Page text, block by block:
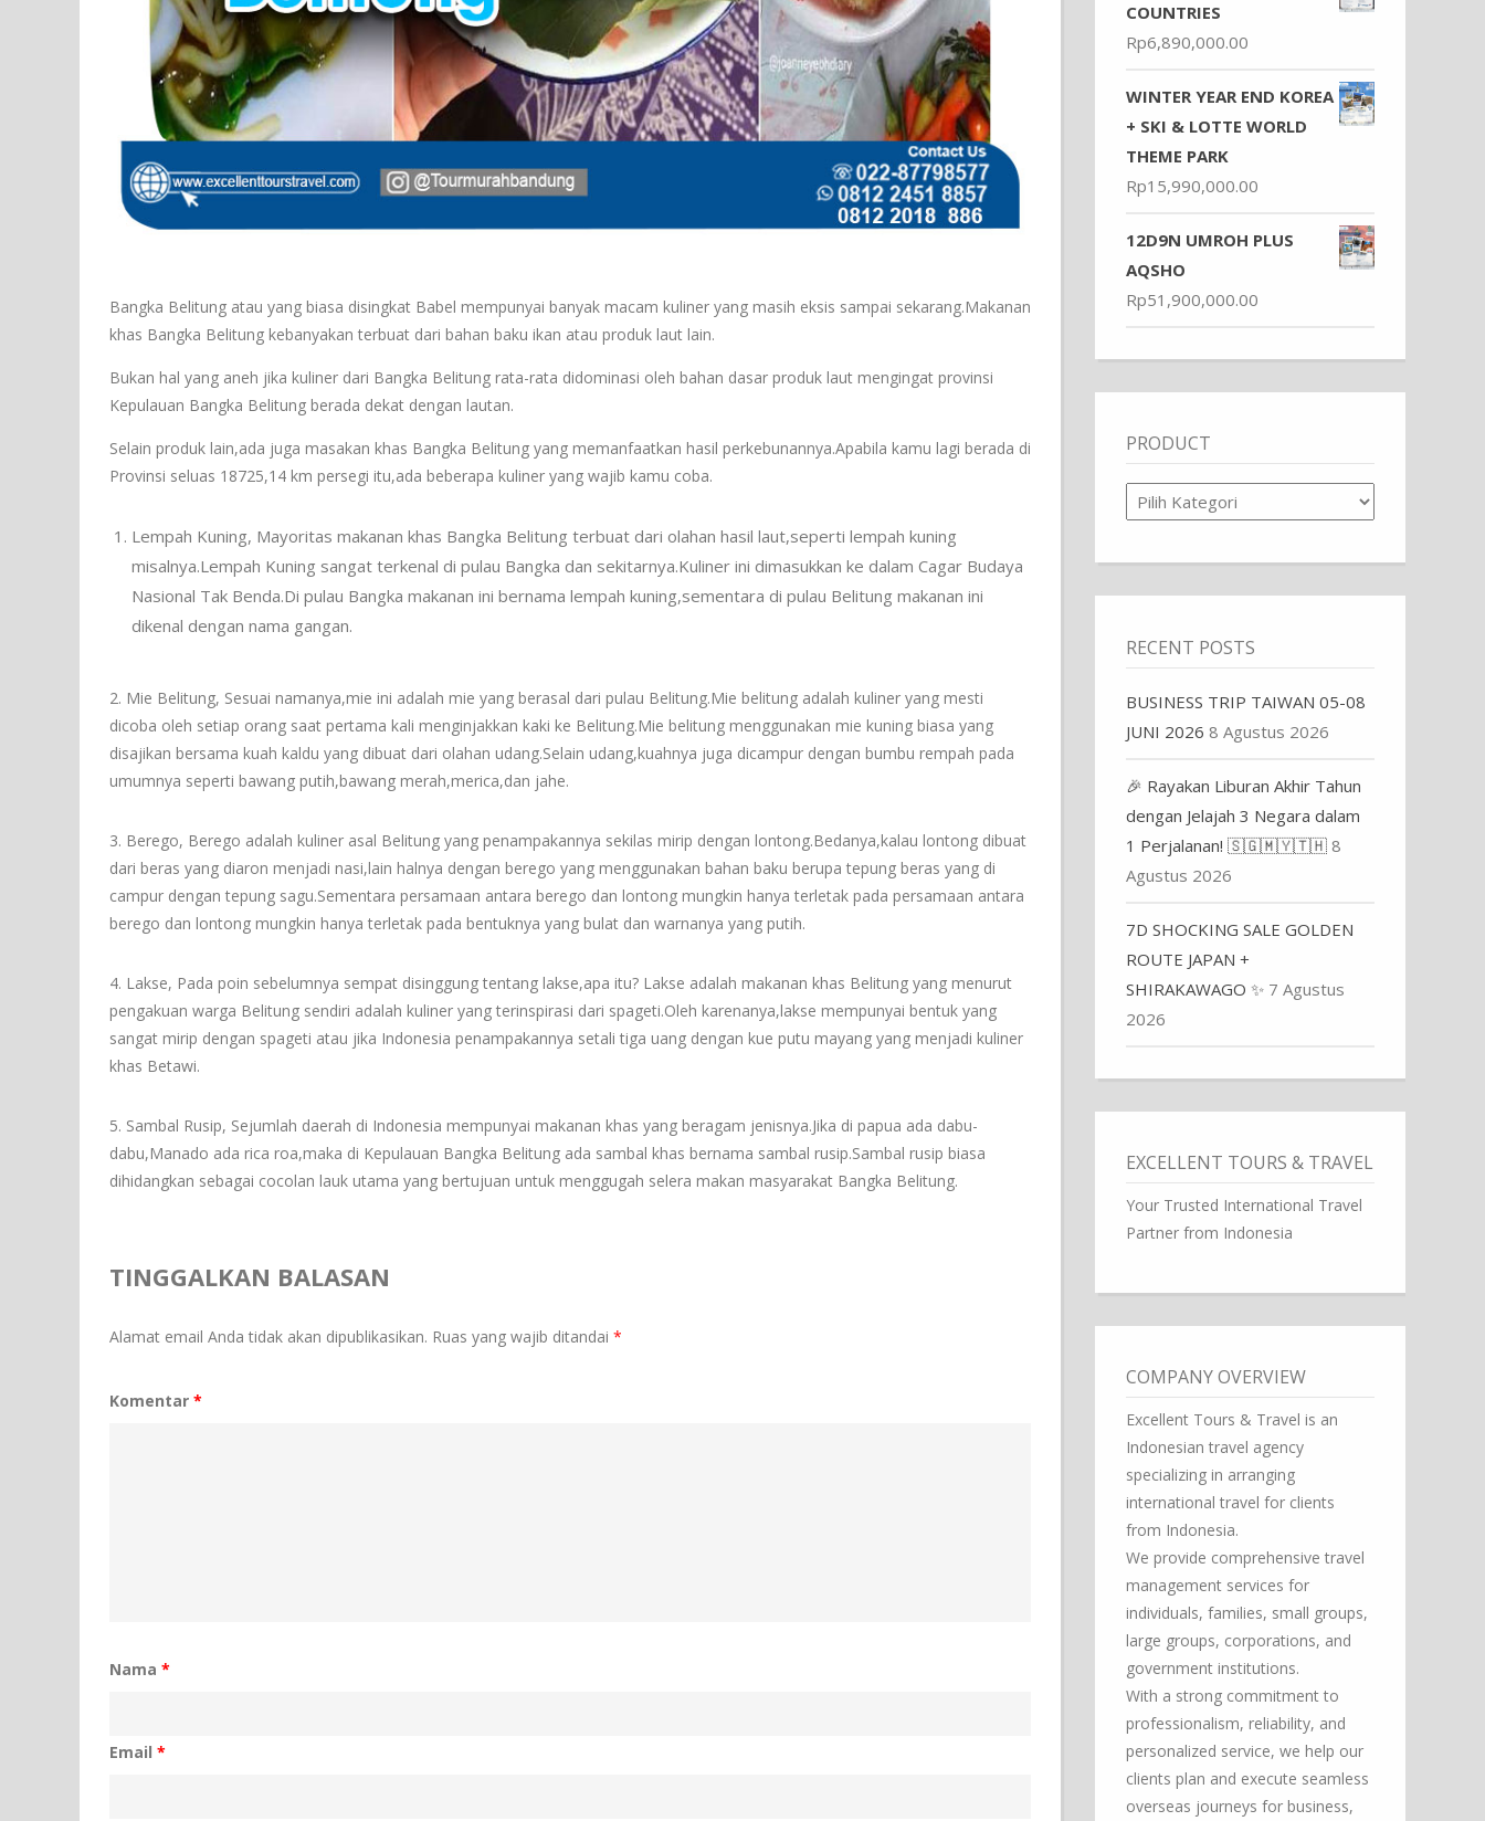
Bangka Belitung atau yang biasa disingkat Babel mempunyai banyak macam kuliner yang masih eksis sampai sekarang.Makanan
khas Bangka Belitung kebanyakan terbuat dari bahan baku ikan atau produk laut lain.
Bukan hal yang aneh jika kuliner dari Bangka Belitung rata-rata didominasi oleh bahan dasar produk laut mengingat provinsi
Kepulauan Bangka Belitung berada dekat dengan lautan.
Selain produk lain,ada juga masakan khas Bangka Belitung yang memanfaatkan hasil perkebunannya.Apabila kamu lagi berada di
Provinsi seluas 18725,14 km persegi itu,ada beberapa kuliner yang wajib kamu coba.
Lempah Kuning, Mayoritas makanan khas Bangka Belitung terbuat dari olahan hasil laut,seperti lempah kuning
misalnya.Lempah Kuning sangat terkenal di pulau Bangka dan sekitarnya.Kuliner ini dimasukkan ke dalam Cagar Budaya
Nasional Tak Benda.Di pulau Bangka makanan ini bernama lempah kuning,sementara di pulau Belitung makanan ini
dikenal dengan nama gangan.
2. Mie Belitung, Sesuai namanya,mie ini adalah mie yang berasal dari pulau Belitung.Mie belitung adalah kuliner yang mesti
dicoba oleh setiap orang saat pertama kali menginjakkan kaki ke Belitung.Mie belitung menggunakan mie kuning biasa yang
disajikan bersama kuah kaldu yang dibuat dari olahan udang.Selain udang,kuahnya juga dicampur dengan bumbu rempah pada
umumnya seperti bawang putih,bawang merah,merica,dan jahe.
3. Berego, Berego adalah kuliner asal Belitung yang penampakannya sekilas mirip dengan lontong.Bedanya,kalau lontong dibuat
dari beras yang diaron menjadi nasi,lain halnya dengan berego yang menggunakan bahan baku berupa tepung beras yang di
campur dengan tepung sagu.Sementara persamaan antara berego dan lontong mungkin hanya terletak pada persamaan antara
berego dan lontong mungkin hanya terletak pada bentuknya yang bulat dan warnanya yang putih.
4. Lakse, Pada poin sebelumnya sempat disinggung tentang lakse,apa itu? Lakse adalah makanan khas Belitung yang menurut
pengakuan warga Belitung sendiri adalah kuliner yang terinspirasi dari spageti.Oleh karenanya,lakse mempunyai bentuk yang
sangat mirip dengan spageti atau jika Indonesia penampakannya setali tiga uang dengan kue putu mayang yang menjadi kuliner
khas Betawi.
5. Sambal Rusip, Sejumlah daerah di Indonesia mempunyai makanan khas yang beragam jenisnya.Jika di papua ada dabu-
dabu,Manado ada rica roa,maka di Kepulauan Bangka Belitung ada sambal khas bernama sambal rusip.Sambal rusip biasa
dihidangkan sebagai cocolan lauk utama yang bertujuan untuk menggugah selera makan masyarakat Bangka Belitung.
TINGGALKAN BALASAN
Alamat email Anda tidak akan dipublikasikan. Ruas yang wajib ditandai *
Komentar *
Nama *
Email *
COUNTRIES
Rp6,890,000.00
WINTER YEAR END KOREA
+ SKI & LOTTE WORLD
THEME PARK
Rp15,990,000.00
12D9N UMROH PLUS
AQSHO
Rp51,900,000.00
PRODUCT
Product
RECENT POSTS
BUSINESS TRIP TAIWAN 05-08
JUNI 2026 8 Agustus 2026
🎉 Rayakan Liburan Akhir Tahun
dengan Jelajah 3 Negara dalam
1 Perjalanan! 🇸🇬🇲🇾🇹🇭 8
Agustus 2026
7D SHOCKING SALE GOLDEN
ROUTE JAPAN +
SHIRAKAWAGO ✨ 7 Agustus
2026
EXCELLENT TOURS & TRAVEL
Your Trusted International Travel
Partner from Indonesia
COMPANY OVERVIEW
Excellent Tours & Travel is an
Indonesian travel agency
specializing in arranging
international travel for clients
from Indonesia.
We provide comprehensive travel
management services for
individuals, families, small groups,
large groups, corporations, and
government institutions.
With a strong commitment to
professionalism, reliability, and
personalized service, we help our
clients plan and execute seamless
overseas journeys for business,